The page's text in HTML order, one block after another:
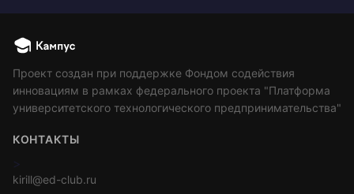
Проект создан при поддержке Фондом содействия
инновациям в рамках федерального проекта "Платформа
университетского технологического предпринимательства"
КОНТАКТЫ
>
kirill@ed-club.ru